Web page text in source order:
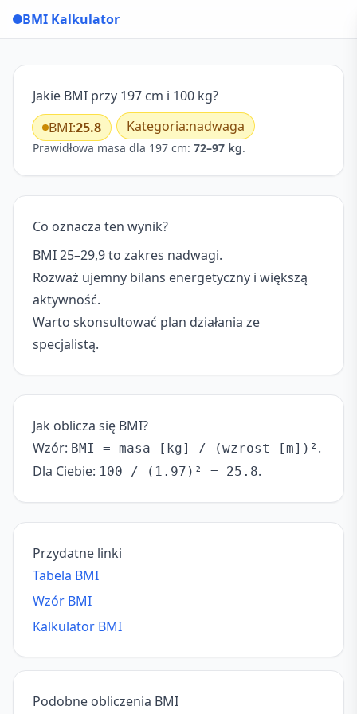
BMI Kalkulator
Jakie BMI przy 197 cm i 100 kg?
BMI:25.8 Kategoria:nadwaga
Prawidłowa masa dla 197 cm: 72–97 kg.
Co oznacza ten wynik?
BMI 25–29,9 to zakres nadwagi.
Rozważ ujemny bilans energetyczny i większą
aktywność.
Warto skonsultować plan działania ze
specjalistą.
Jak oblicza się BMI?
Wzór: BMI = masa [kg] / (wzrost [m])² .
Dla Ciebie: 100 / (1.97)² = 25.8.
Przydatne linki
Tabela BMI
Wzór BMI
Kalkulator BMI
Podobne obliczenia BMI